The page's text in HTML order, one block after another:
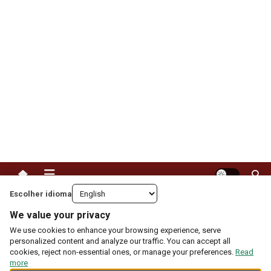
Fale Conosco
Dicas, sugestões, reclamações, correções:
Escolher idioma
We value your privacy
We use cookies to enhance your browsing experience, serve
personalized content and analyze our traffic. You can accept all
cookies, reject non-essential ones, or manage your preferences. Read
more